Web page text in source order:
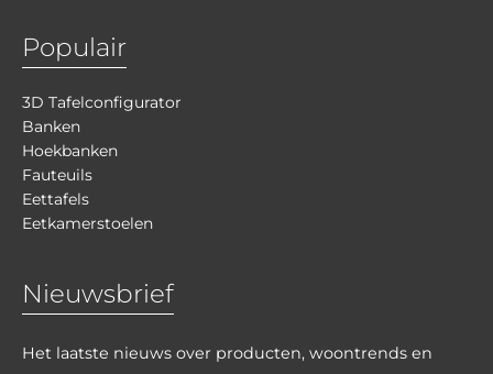
Populair
3D Tafelconfigurator
Banken
Hoekbanken
Fauteuils
Eettafels
Eetkamerstoelen
Nieuwsbrief
Het laatste nieuws over producten, woontrends en